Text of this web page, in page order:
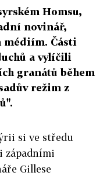
Homsu,
novinář,
médiím. Části
a vylíčili
granátů během
režim z
si ve středu
západními
Gillese